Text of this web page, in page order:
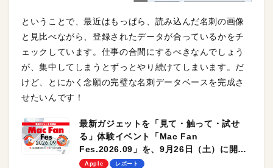
ということで、最近はもっぱら、読み込んだ名刺の画像
と見比べながら、登録されたデータが合っているかをチ
ェックしています。仕事の合間にするべきなんでしょう
が、集中してしまうとずっとやり続けてしまいます。だ
けど、とにかく念願の完璧な名刺データベースを完成さ
せたいんです！
最新ガジェットを「見て・触って・試せ
る」体験イベント「Mac Fan
Fes.2026.09」を、9月26日（土）に開催
します！
Apple レポート